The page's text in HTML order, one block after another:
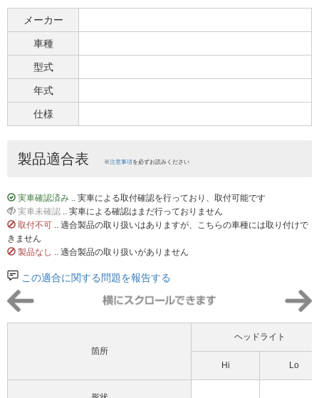
メーカー
車種
型式
年式
仕様
製品適合表 ※注意事項を必ずお読みください
実車確認済み .. 実車による取付確認を行っており、取付可能です
実車未確認 .. 実車による確認はまだ行っておりません
取付不可 .. 適合製品の取り扱いはありますが、こちらの車種には取り付けで
きません
製品なし .. 適合製品の取り扱いがありません
この適合に関する問題を報告する
箇所
ヘッドライト
Hi Lo